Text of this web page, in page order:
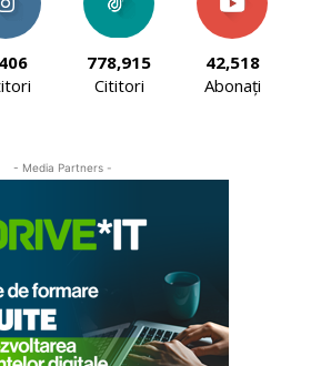
778,915
Cititori
42,518
Abonați
- Media Partners -